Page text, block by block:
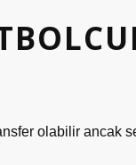
olabilir ancak